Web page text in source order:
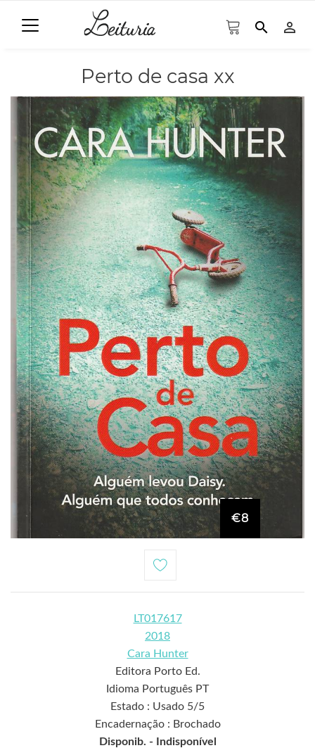
search person_outline
Perto de casa xx
€8
LT017617
2018
Cara Hunter
Editora Porto Ed.
Idioma Português PT
Estado : Usado 5/5
Encadernação : Brochado
Disponib. -
Indisponível